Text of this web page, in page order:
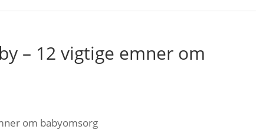
– 12 vigtige emner om